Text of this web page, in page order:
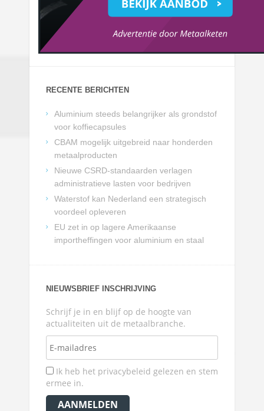
RECENTE BERICHTEN
Aluminium steeds belangrijker als grondstof
voor koffiecapsules
CBAM mogelijk uitgebreid naar honderden
metaalproducten
Nieuwe CSRD-standaarden verlagen
administratieve lasten voor bedrijven
Waterstof kan Nederland een strategisch
voordeel opleveren
EU zet in op lagere Amerikaanse
importheffingen voor aluminium en staal
NIEUWSBRIEF INSCHRIJVING
Schrijf je in en blijf op de hoogte van
actualiteiten uit de metaalbranche.
Ik heb het privacybeleid gelezen en stem
ermee in.